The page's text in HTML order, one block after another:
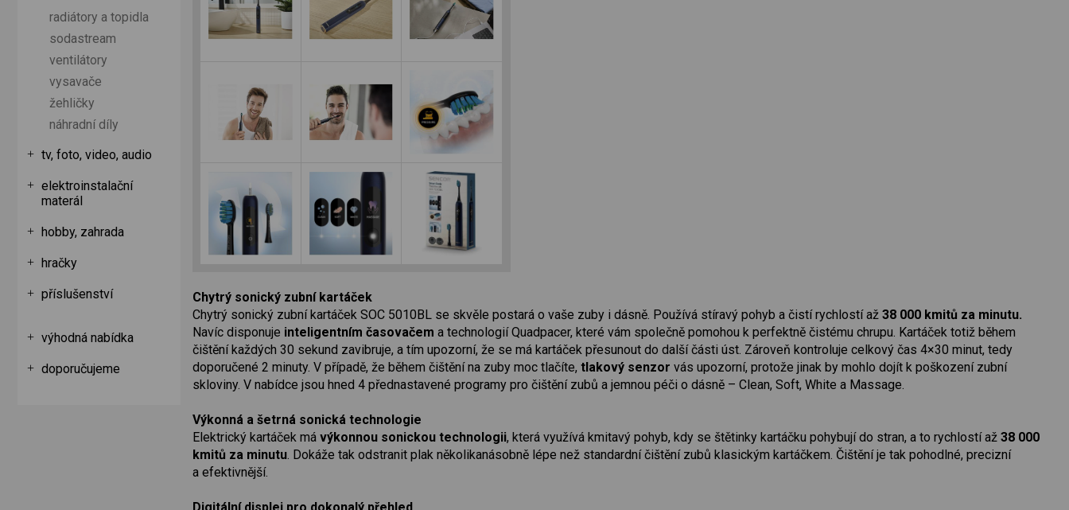
Chytrý sonický zubní kartáček
Chytrý sonický zubní kartáček SOC 5010BL se skvěle postará o vaše zuby i dásně. Používá stíravý pohyb a čistí rychlostí až 38 000 kmitů za minutu.
Navíc disponuje inteligentním časovačem a technologií Quadpacer, které vám společně pomohou k perfektně čistému chrupu. Kartáček totiž během
čištění každých 30 sekund zavibruje, a tím upozorní, že se má kartáček přesunout do další části úst. Zároveň kontroluje celkový čas 4×30 minut, tedy
doporučené 2 minuty. V případě, že během čištění na zuby moc tlačíte, tlakový senzor vás upozorní, protože jinak by mohlo dojít k poškození zubní
skloviny. V nabídce jsou hned 4 přednastavené programy pro čištění zubů a jemnou péči o dásně – Clean, Soft, White a Massage.
Výkonná a šetrná sonická technologie
Elektrický kartáček má výkonnou sonickou technologii, která využívá kmitavý pohyb, kdy se štětinky kartáčku pohybují do stran, a to rychlostí až 38 000
kmitů za minutu . Dokáže tak odstranit plak několikanásobně lépe než standardní čištění zubů klasickým kartáčkem. Čištění je tak pohodlné, precizní
a efektivnější.
Digitální displej pro dokonalý přehled
radiátory a topidla
sodastream
ventilátory
vysavače
žehličky
náhradní díly
tv, foto, video, audio
elektroinstalační
materál
hobby, zahrada
hračky
příslušenství
výhodná nabídka
doporučujeme